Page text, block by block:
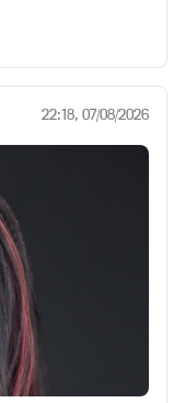
22:18, 07/08/2026